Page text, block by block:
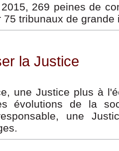
269 peines de
75 tribunaux de grande
la Justice
une Justice plus à
évolutions de la
une